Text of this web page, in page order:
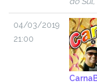
04/03/2019
21:00